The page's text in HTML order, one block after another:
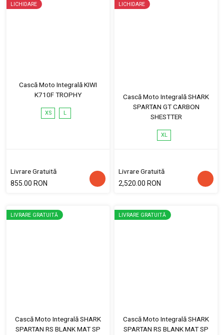
LICHIDARE
Cască Moto Integrală KIWI
K710F TROPHY
XS L
Livrare Gratuită
855.00 RON
LICHIDARE
Cască Moto Integrală SHARK
SPARTAN GT CARBON
SHESTTER
XL
Livrare Gratuită
2,520.00 RON
LIVRARE GRATUITĂ
Cască Moto Integrală SHARK
SPARTAN RS BLANK MAT SP
LIVRARE GRATUITĂ
Cască Moto Integrală SHARK
SPARTAN RS BLANK MAT SP